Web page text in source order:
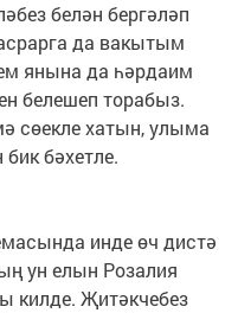
белән бергәләп
да вакытым
янына да һәрдаим
белешеп торабыз.
сөекле хатын, улыма
бәхетле.
инде өч дистә
ун елын Розалия
килде. Җитәкчебез